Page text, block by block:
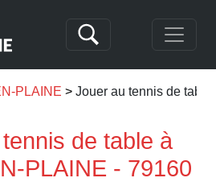
PLAINE Jouer au tennis de
de table à
PLAINE - 79160